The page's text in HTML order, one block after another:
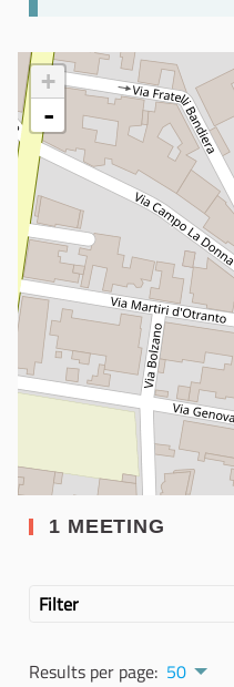
+
-
1 MEETING
Filter
Results per page: 50